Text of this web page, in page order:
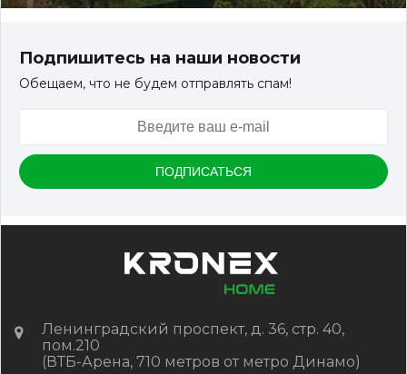
Подпишитесь на наши новости
Обещаем, что не будем отправлять спам!
Ленинградский проспект, д. 36, стр. 40,
пом.210
(ВТБ-Арена, 710 метров от метро Динамо)